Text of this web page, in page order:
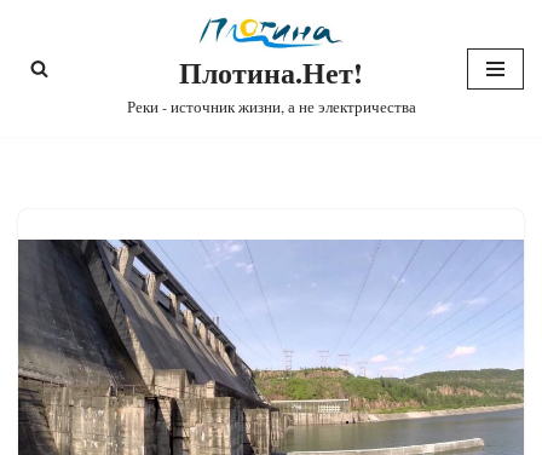
Перейти
Плотина.Нет!
Реки - источник жизни, а не электричества